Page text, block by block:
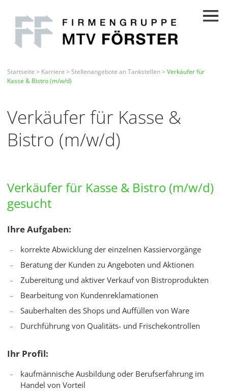
Startseite > Karriere > Stellenangebote an Tankstellen> Verkäufer für
Kasse & Bistro (m/w/d)
Verkäufer für Kasse &
Bistro (m/w/d)
Verkäufer für Kasse & Bistro (m/w/d)
gesucht
Ihre Aufgaben:
korrekte Abwicklung der einzelnen Kassiervorgänge
Beratung der Kunden zu Angeboten und Aktionen
Zubereitung und aktiver Verkauf von Bistroprodukten
Bearbeitung von Kundenreklamationen
Sauberhalten des Shops und Auffüllen von Ware
Durchführung von Qualitäts- und Frischekontrollen
Ihr Profil:
kaufmännische Ausbildung oder Berufserfahrung im
Handel von Vorteil